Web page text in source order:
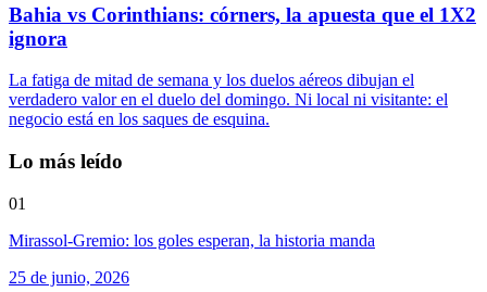
Bahia vs Corinthians: córners, la apuesta que el 1X2
ignora
La fatiga de mitad de semana y los duelos aéreos dibujan el
verdadero valor en el duelo del domingo. Ni local ni visitante: el
negocio está en los saques de esquina.
Lo más leído
01
Mirassol-Gremio: los goles esperan, la historia manda
25 de junio, 2026